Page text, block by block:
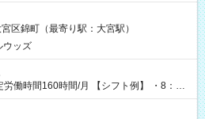
区錦町（最寄り駅：大宮駅）
ウッズ
時間/月 【シフト例】 ・8：00